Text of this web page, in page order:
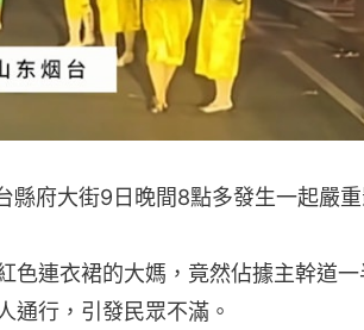
縣府大街9日晚間8點多發生一起嚴重
色連衣裙的大媽，竟然佔據主幹道
通行，引發民眾不滿。